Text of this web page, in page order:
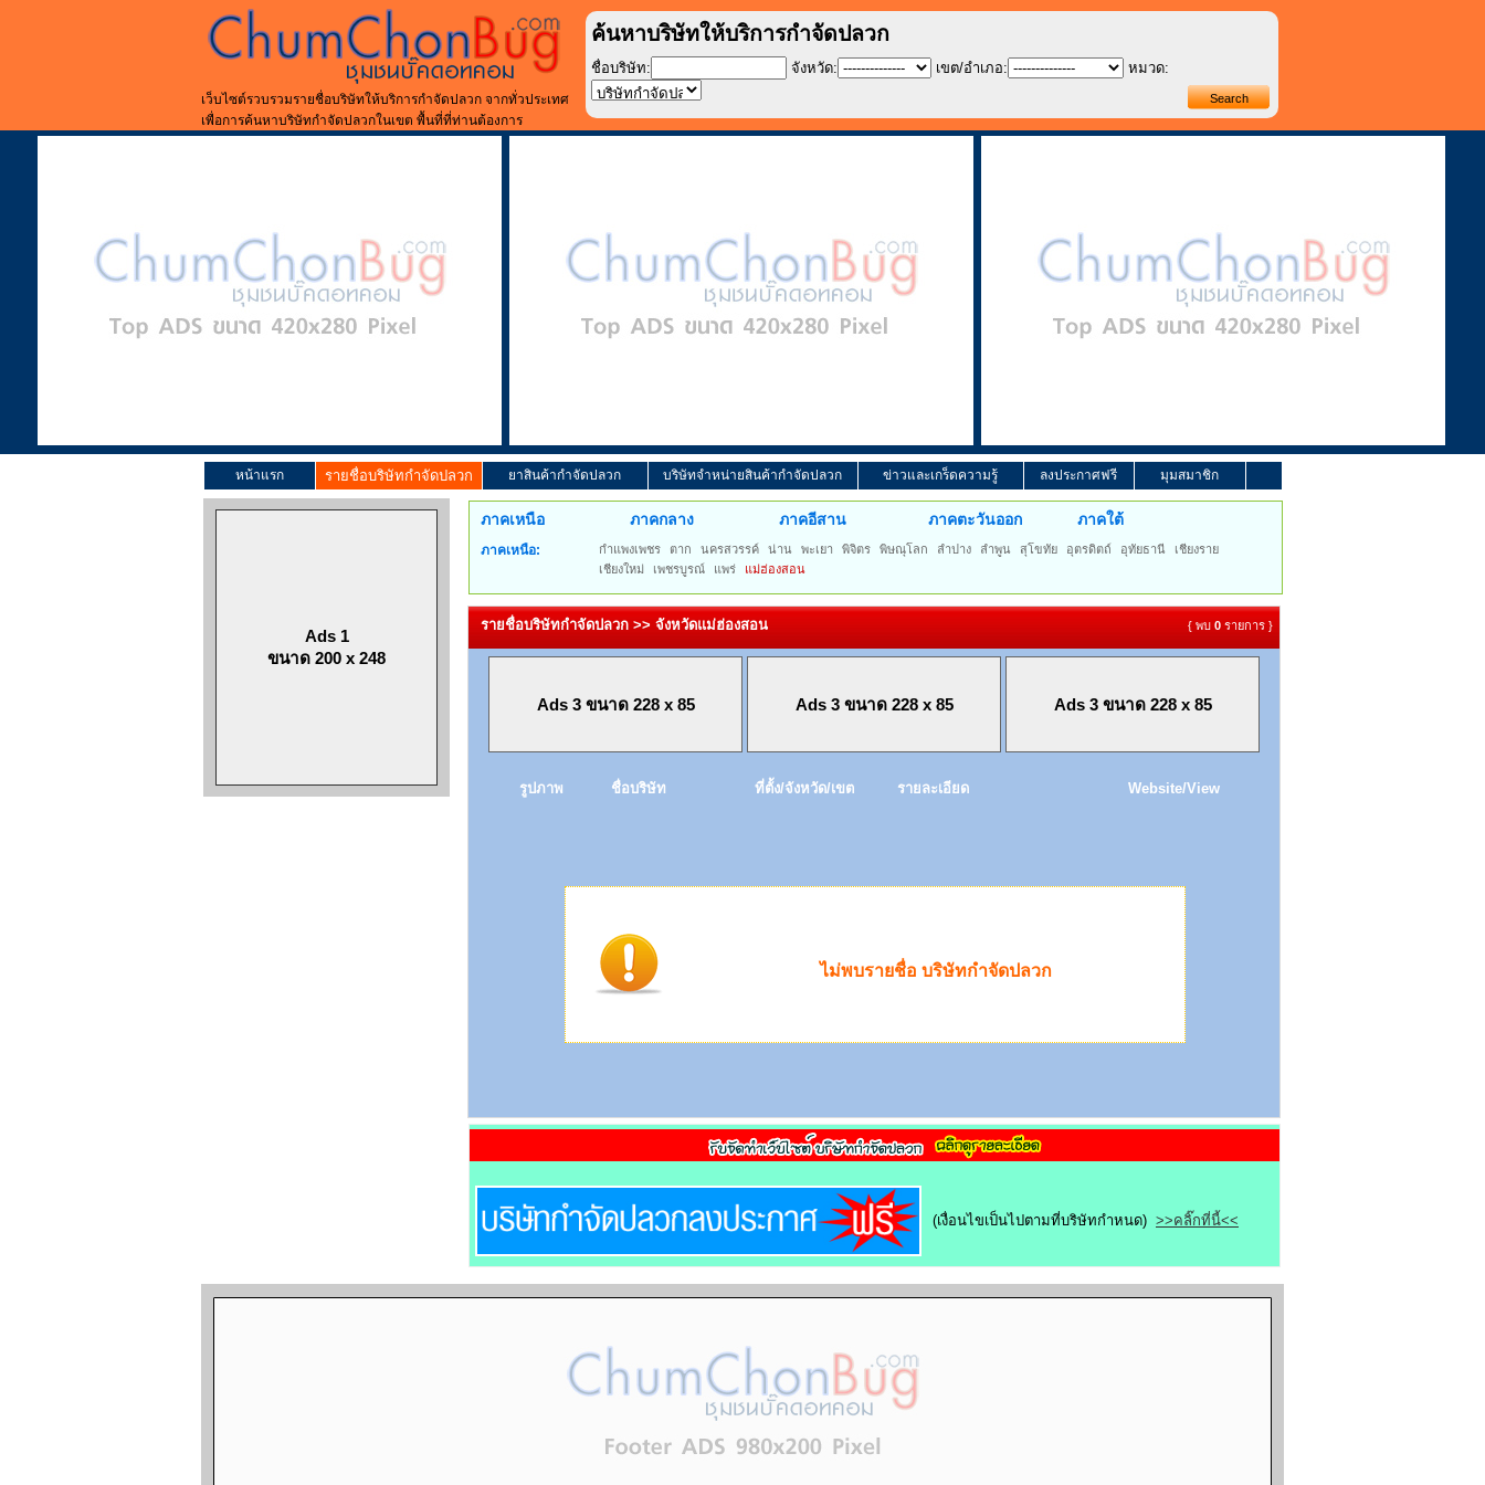
เว็บไซต์รวบรวมรายชื่อบริษัทให้บริการกำจัดปลวก จากทั่วประเทศ
เพื่อการค้นหาบริษัทกำจัดปลวกในเขต พื้นที่ที่ท่านต้องการ
ค้นหาบริษัทให้บริการกำจัดปลวก
ชื่อบริษัท: จังหวัด: เขต/อำเภอ: หมวด:
หน้าแรก รายชื่อบริษัทกำจัดปลวก ยาสินค้ากำจัดปลวก บริษัทจำหน่ายสินค้ากำจัดปลวก ข่าวและเกร็ดความรู้ ลงประกาศฟรี มุมสมาชิก
Ads 1
ขนาด 200 x 248
ภาคเหนือ ภาคกลาง ภาคอีสาน ภาคตะวันออก ภาคใต้
ภาคเหนือ: กำแพงเพชร ตาก นครสวรรค์ น่าน พะเยา พิจิตร พิษณุโลก ลำปาง ลำพูน สุโขทัย อุตรดิตถ์ อุทัยธานี
เชียงราย
เชียงใหม่
เพชรบูรณ์ แพร่ แม่ฮ่องสอน
รายชื่อบริษัทกำจัดปลวก >> จังหวัดแม่ฮ่องสอน { พบ 0 รายการ }
Ads 3 ขนาด 228 x 85 Ads 3 ขนาด 228 x 85 Ads 3 ขนาด 228 x 85
รูปภาพ ชื่อบริษัท ที่ตั้ง/จังหวัด/เขต รายละเอียด Website/View
ไม่พบรายชื่อ บริษัทกำจัดปลวก
(เงื่อนไขเป็นไปตามที่บริษัทกำหนด) >>คลิ๊กที่นี้<<